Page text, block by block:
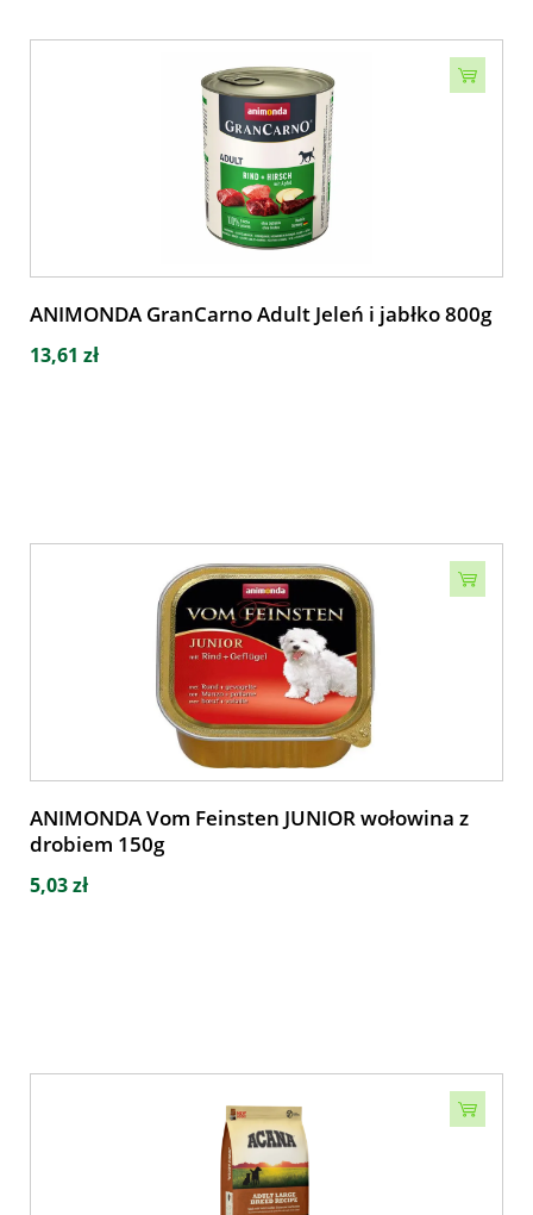
ANIMONDA GranCarno Adult Jeleń i jabłko 800g
13,61 zł
ANIMONDA Vom Feinsten JUNIOR wołowina z
drobiem 150g
5,03 zł